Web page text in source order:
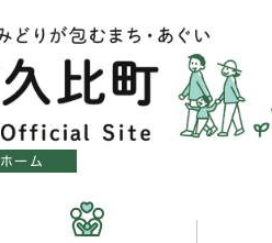
ホーム